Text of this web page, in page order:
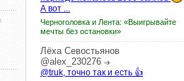
А вот ...
Черноголовка и Лента: «Выигрывайте
мечты без остановки»
Лёха Севостьянов
@alex_230276
@truk, точно так и есть 👍